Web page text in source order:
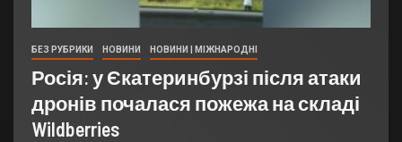
БЕЗ РУБРИКИ НОВИНИ НОВИНИ | МІЖНАРОДНІ
Росія: у Єкатеринбурзі після атаки
дронів почалася пожежа на складі
Wildberries